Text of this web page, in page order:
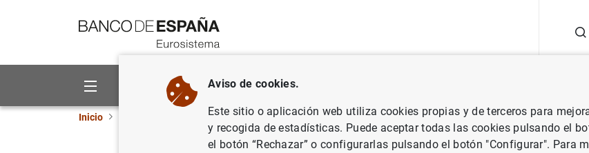
Sobre el Banco Áreas de actuación
Inicio Gusmão y Paiva - Mercury
Aviso de cookies.
Este sitio o aplicación web utiliza cookies propias y de terceros para
y recogida de estadísticas. Puede aceptar todas las cookies pulsando el
el botón “Rechazar” o configurarlas pulsando el botón "Configurar". Para